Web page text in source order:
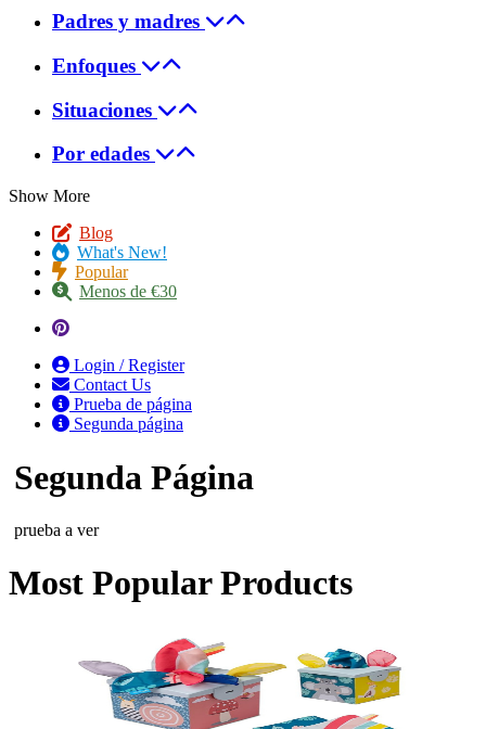
Padres y madres
Enfoques
Situaciones
Por edades
Show More
Blog
What's New!
Popular
Menos de €30
Login / Register
Contact Us
Prueba de página
Segunda página
Segunda Página
prueba a ver
Most Popular Products